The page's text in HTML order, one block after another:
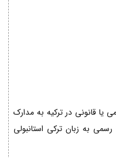
یا قانونی در ترکیه به مدارک
رسمی به زبان ترکی استانبولی